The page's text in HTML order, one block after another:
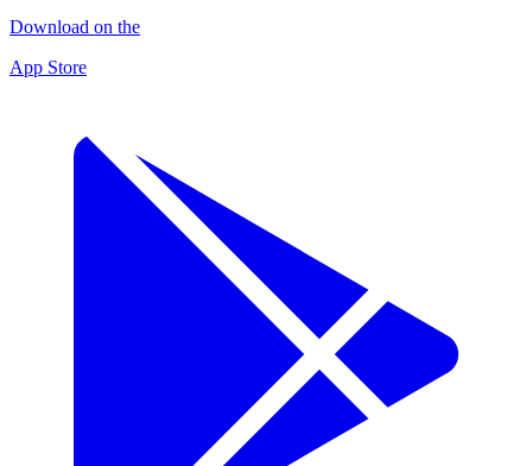
Download on the
App Store